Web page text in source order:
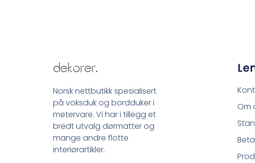
Norsk nettbutikk spesialisert
på voksduk og bordduker i
metervare. Vi har i tillegg et
bredt utvalg dørmatter og
mange andre flotte
interiørartikler.
Om